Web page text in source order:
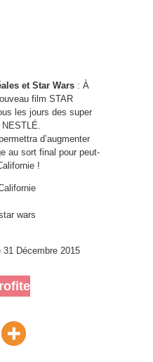
et Star Wars : À
film STAR
les jours des super
d’augmenter
au sort final pour peut-
!
wars
Décembre 2015